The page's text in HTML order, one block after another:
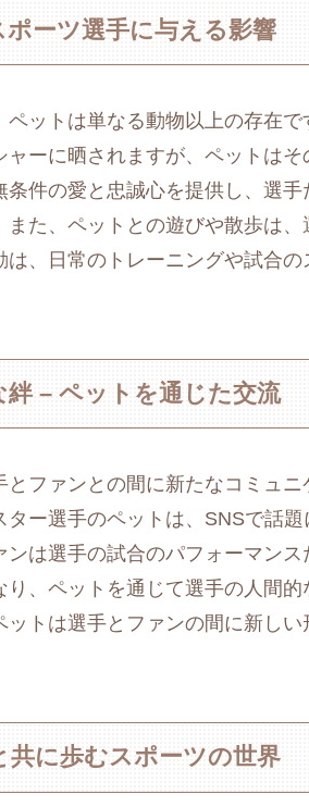
ーツ選手に与える影響
ペットは単なる動物以上の存在
ーに晒されますが、ペットは
条件の愛と忠誠心を提供し、選
た、ペットとの遊びや散歩は
、日常のトレーニングや試合
– ペットを通じた交流
ファンとの間に新たなコミュニ
ター選手のペットは、SNSで話
ンは選手の試合のパフォーマン
、ペットを通じて選手の人間
トは選手とファンの間に新し
共に歩むスポーツの世界